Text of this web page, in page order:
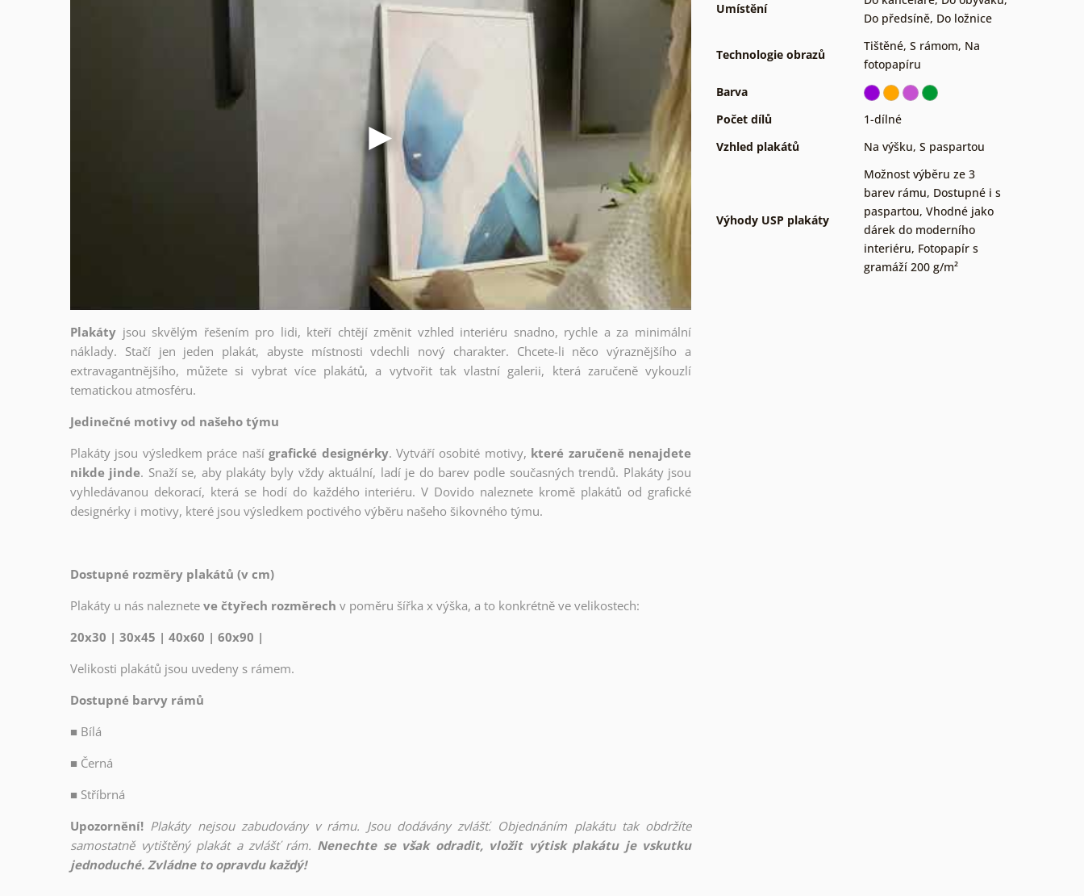
Plakáty jsou skvělým řešením pro lidi, kteří chtějí změnit vzhled interiéru snadno, rychle a za minimální
náklady. Stačí jen jeden plakát, abyste místnosti vdechli nový charakter. Chcete-li něco výraznějšího a
extravagantnějšího, můžete si vybrat více plakátů, a vytvořit tak vlastní galerii, která zaručeně vykouzlí
tematickou atmosféru.
Jedinečné motivy od našeho týmu
Plakáty jsou výsledkem práce naší grafické designérky. Vytváří osobité motivy, které zaručeně nenajdete
nikde jinde. Snaží se, aby plakáty byly vždy aktuální, ladí je do barev podle současných trendů. Plakáty jsou
vyhledávanou dekorací, která se hodí do každého interiéru. V Dovido naleznete kromě plakátů od grafické
designérky i motivy, které jsou výsledkem poctivého výběru našeho šikovného týmu.
Dostupné rozměry plakátů (v cm)
Plakáty u nás naleznete ve čtyřech rozměrech v poměru šířka x výška, a to konkrétně ve velikostech:
20x30 | 30x45 | 40x60 | 60x90 |
Velikosti plakátů jsou uvedeny s rámem.
Dostupné barvy rámů
■ Bílá
■ Černá
■ Stříbrná
Upozornění! Plakáty nejsou zabudovány v rámu. Jsou dodávány zvlášť. Objednáním plakátu tak obdržíte
samostatně vytištěný plakát a zvlášť rám. Nenechte se však odradit, vložit výtisk plakátu je vskutku
jednoduché. Zvládne to opravdu každý!
Umístění
Do předsíně, Do ložnice
Technologie obrazů
Tištěné, S rámom, Na
fotopapíru
Barva
Počet dílů
1-dílné
Vzhled plakátů
Na výšku, S paspartou
Výhody USP plakáty
Možnost výběru ze 3
barev rámu, Dostupné i s
paspartou, Vhodné jako
dárek do moderního
interiéru, Fotopapír s
gramáží 200 g/m²